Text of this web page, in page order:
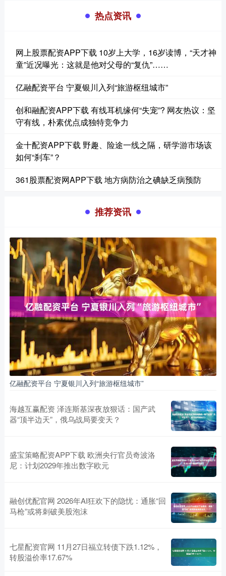
热点资讯
网上股票配资APP下载 10岁上大学，16岁读博，“天才神
童”近况曝光：这就是他对父母的“复仇”……
亿融配资平台 宁夏银川入列“旅游枢纽城市”
创和融配资APP下载 有线耳机缘何“失宠”? 网友热议：坚
守有线，朴素优点成独特竞争力
金十配资APP下载 野趣、险途一线之隔，研学游市场该
如何“刹车”？
361股票配资网APP下载 地方病防治之碘缺乏病预防
推荐资讯
亿融配资平台 宁夏银川入列“旅游枢纽城市”
海越互赢配资 泽连斯基深夜放狠话：国产武
器“顶半边天”，俄乌战局要变天？
盛宝策略配资APP下载 欧洲央行官员奇波洛
尼：计划2029年推出数字欧元
融创优配官网 2026年AI狂欢下的隐忧：通胀“回
马枪”或将刺破美股泡沫
七星配资官网 11月27日福立转债下跌1.12%，
转股溢价率17.67%